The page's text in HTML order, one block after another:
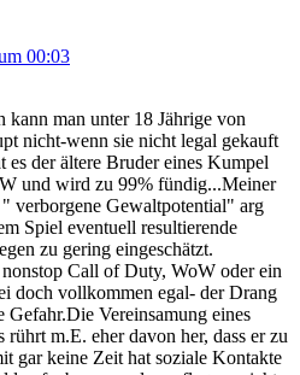
00:03
kann man unter 18 Jährige von
nicht-wenn sie nicht legal gekauft
es der ältere Bruder eines Kumpel
und wird zu 99% fündig...Meiner
verborgene Gewaltpotential" arg
Spiel eventuell resultierende
zu gering eingeschätzt.
Call of Duty, WoW oder ein
doch vollkommen egal- der Drang
Gefahr.Die Vereinsamung eines
m.E. eher davon her, dass er zu
gar keine Zeit hat soziale Kontakte